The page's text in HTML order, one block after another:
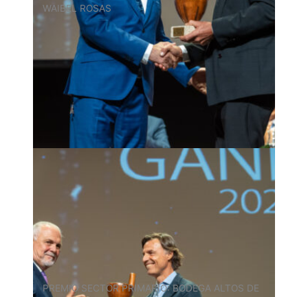
WAIBEL ROSAS
PREMIO SECTOR PRIMARIO: BODEGA ALTOS DE